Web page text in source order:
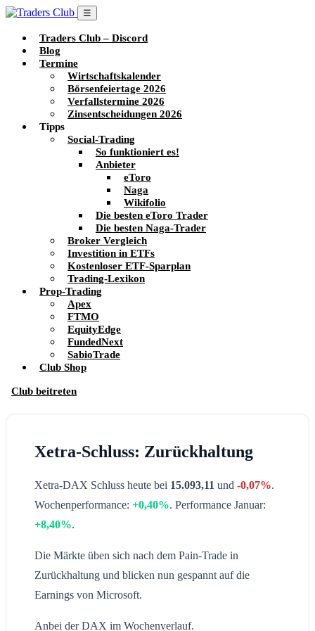
☰
Traders Club – Discord
Blog
Termine
Wirtschaftskalender
Börsenfeiertage 2026
Verfallstermine 2026
Zinsentscheidungen 2026
Tipps
Social-Trading
So funktioniert es!
Anbieter
eToro
Naga
Wikifolio
Die besten eToro Trader
Die besten Naga-Trader
Broker Vergleich
Investition in ETFs
Kostenloser ETF-Sparplan
Trading-Lexikon
Prop-Trading
Apex
FTMO
EquityEdge
FundedNext
SabioTrade
Club Shop
Club beitreten
Xetra-Schluss: Zurückhaltung
Xetra-DAX Schluss heute bei 15.093,11 und -0,07%.
Wochenperformance: +0,40%. Performance Januar:
+8,40%.
Die Märkte üben sich nach dem Pain-Trade in
Zurückhaltung und blicken nun gespannt auf die
Earnings von Microsoft.
Anbei der DAX im Wochenverlauf.